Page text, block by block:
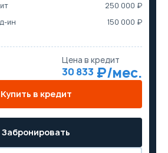
250 000 ₽
ин
150 000 ₽
Цена в кредит
30 833
Купить в кредит
Забронировать